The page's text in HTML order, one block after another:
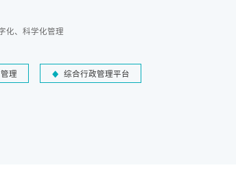
化、科学化管理
理 综合行政管理平台